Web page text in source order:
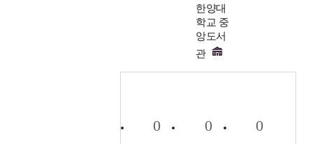
한양대
학교 중
앙도서
관
0 0 0